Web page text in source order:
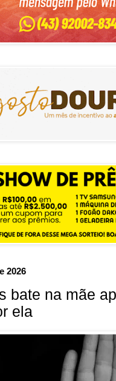
2026
bate na mãe
ela